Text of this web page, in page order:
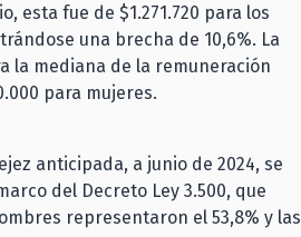
esta fue de $1.271.720 para los
una brecha de 10,6%. La
la mediana de la remuneración
para mujeres.
anticipada, a junio de 2024, se
del Decreto Ley 3.500, que
representaron el 53,8% y las